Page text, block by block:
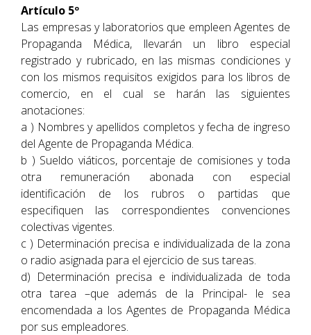
Artículo 5º
Las empresas y laboratorios que empleen Agentes de
Propaganda Médica, llevarán un libro especial
registrado y rubricado, en las mismas condiciones y
con los mismos requisitos exigidos para los libros de
comercio, en el cual se harán las siguientes
anotaciones:
a ) Nombres y apellidos completos y fecha de ingreso
del Agente de Propaganda Médica.
b ) Sueldo viáticos, porcentaje de comisiones y toda
otra remuneración abonada con especial
identificación de los rubros o partidas que
especifiquen las correspondientes convenciones
colectivas vigentes.
c ) Determinación precisa e individualizada de la zona
o radio asignada para el ejercicio de sus tareas.
d) Determinación precisa e individualizada de toda
otra tarea –que además de la Principal- le sea
encomendada a los Agentes de Propaganda Médica
por sus empleadores.